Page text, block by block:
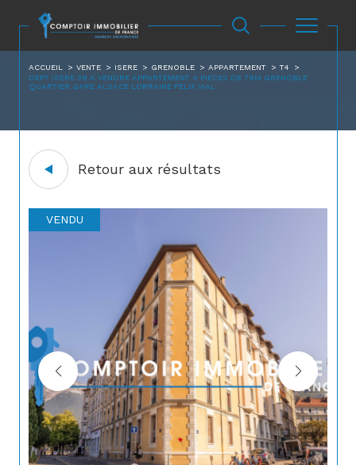
ACCUEIL VENTE ISERE GRENOBLE APPARTEMENT
T4
DEPT ISERE 38 A VENDRE APPARTEMENT 4 PIECES DE 79M GRENOBLE
QUARTIER GARE ALSACE LORRAINE FELIX VIAL
Retour aux résultats
VENDU